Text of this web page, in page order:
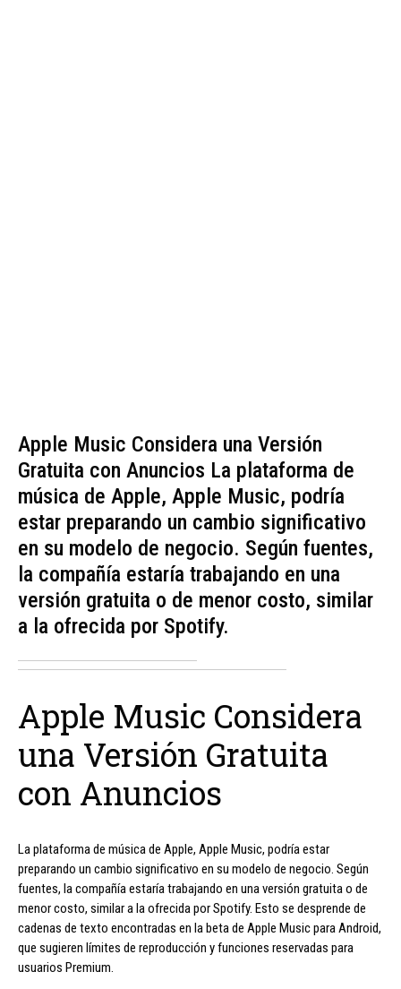
Apple Music Considera una Versión
Gratuita con Anuncios La plataforma de
música de Apple, Apple Music, podría
estar preparando un cambio significativo
en su modelo de negocio. Según fuentes,
la compañía estaría trabajando en una
versión gratuita o de menor costo, similar
a la ofrecida por Spotify.
Apple Music Considera
una Versión Gratuita
con Anuncios
La plataforma de música de Apple, Apple Music, podría estar
preparando un cambio significativo en su modelo de negocio. Según
fuentes, la compañía estaría trabajando en una versión gratuita o de
menor costo, similar a la ofrecida por Spotify. Esto se desprende de
cadenas de texto encontradas en la beta de Apple Music para Android,
que sugieren límites de reproducción y funciones reservadas para
usuarios Premium.